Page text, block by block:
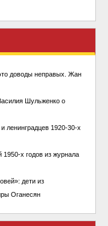
доводы неправых. Жан
Шульженко о
ленинградцев 1920-30-х
х годов из журнала
дети из
Оганесян